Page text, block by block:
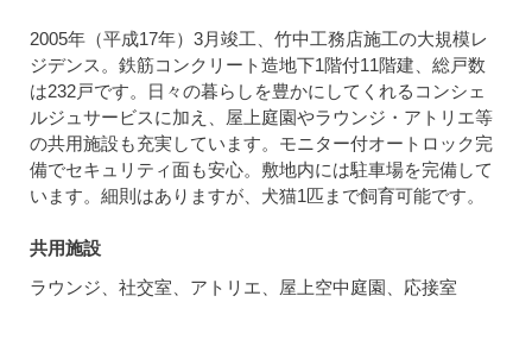
2005年（平成17年）3月竣工、竹中工務店施工の大規模レ
ジデンス。鉄筋コンクリート造地下1階付11階建、総戸数
は232戸です。日々の暮らしを豊かにしてくれるコンシェ
ルジュサービスに加え、屋上庭園やラウンジ・アトリエ等
の共用施設も充実しています。モニター付オートロック完
備でセキュリティ面も安心。敷地内には駐車場を完備して
います。細則はありますが、犬猫1匹まで飼育可能です。
共用施設
ラウンジ、社交室、アトリエ、屋上空中庭園、応接室